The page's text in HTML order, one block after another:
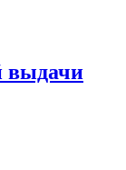
выдачи